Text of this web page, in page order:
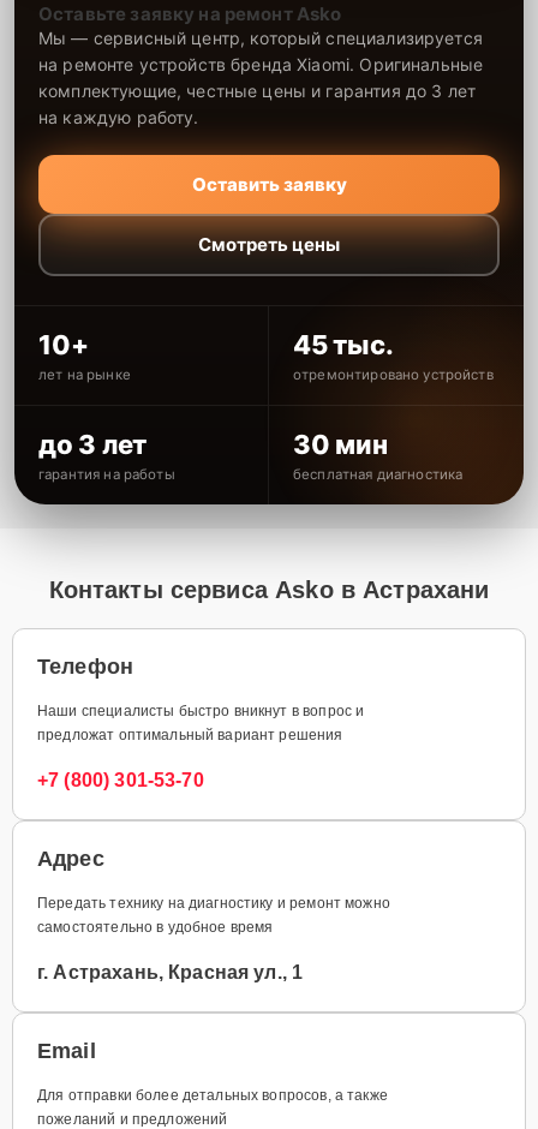
Оставьте заявку на ремонт Asko
Мы — сервисный центр, который специализируется
на ремонте устройств бренда Xiaomi. Оригинальные
комплектующие, честные цены и гарантия до 3 лет
на каждую работу.
Оставить заявку
Смотреть цены
10+
лет на рынке
45 тыс.
отремонтировано устройств
до 3 лет
гарантия на работы
30 мин
бесплатная диагностика
Контакты сервиса Asko в Астрахани
Телефон
Наши специалисты быстро вникнут в вопрос и
предложат оптимальный вариант решения
+7 (800) 301-53-70
Адрес
Передать технику на диагностику и ремонт можно
самостоятельно в удобное время
г. Астрахань, Красная ул., 1
Email
Для отправки более детальных вопросов, а также
пожеланий и предложений